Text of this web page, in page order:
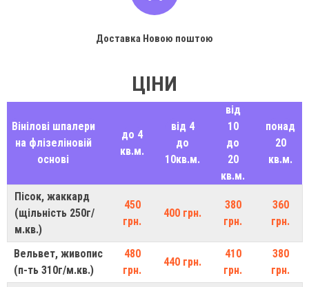
Доставка Новою поштою
ЦІНИ
Вінілові шпалери
на флізеліновій
основі
до 4
кв.м.
від 4
до
10кв.м.
від
10
до
20
кв.м.
понад
20
кв.м.
Пісок, жаккард
(щільність 250г/
м.кв.)
450
грн.
400 грн.
380
грн.
360
грн.
Вельвет, живопис
(п-ть 310г/м.кв.)
480
грн.
440 грн.
410
грн.
380
грн.